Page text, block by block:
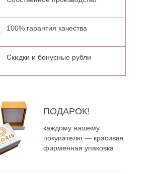
100% гарантия качества
Скидки и бонусные рубли
ПОДАРОК!
каждому нашему
покупателю — красивая
фирменная упаковка